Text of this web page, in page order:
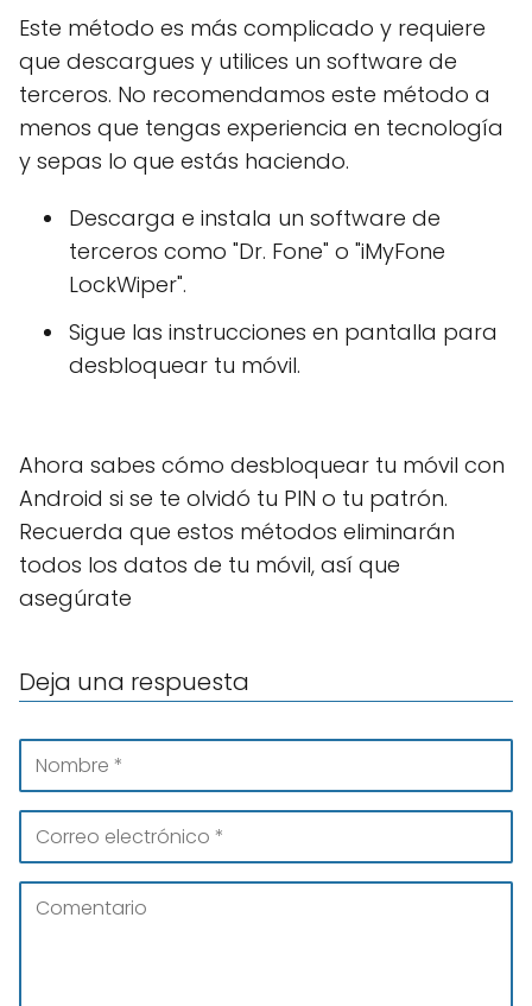
Este método es más complicado y requiere
que descargues y utilices un software de
terceros. No recomendamos este método a
menos que tengas experiencia en tecnología
y sepas lo que estás haciendo.
Descarga e instala un software de
terceros como "Dr. Fone" o "iMyFone
LockWiper".
Sigue las instrucciones en pantalla para
desbloquear tu móvil.
Ahora sabes cómo desbloquear tu móvil con
Android si se te olvidó tu PIN o tu patrón.
Recuerda que estos métodos eliminarán
todos los datos de tu móvil, así que
asegúrate
Deja una respuesta